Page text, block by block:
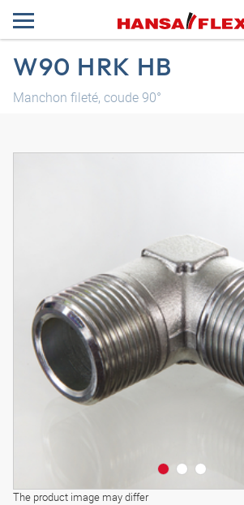
W90 HRK HB
Manchon fileté, coude 90°
The product image may differ
Modèle 3D